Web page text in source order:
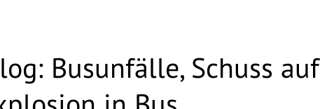
Busunfälle, Schuss